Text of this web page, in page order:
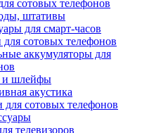
сотовых телефонов
штативы
для смарт-часов
сотовых телефонов
аккумуляторы для
и шлейфы
акустика
для сотовых телефонов
телевизоров